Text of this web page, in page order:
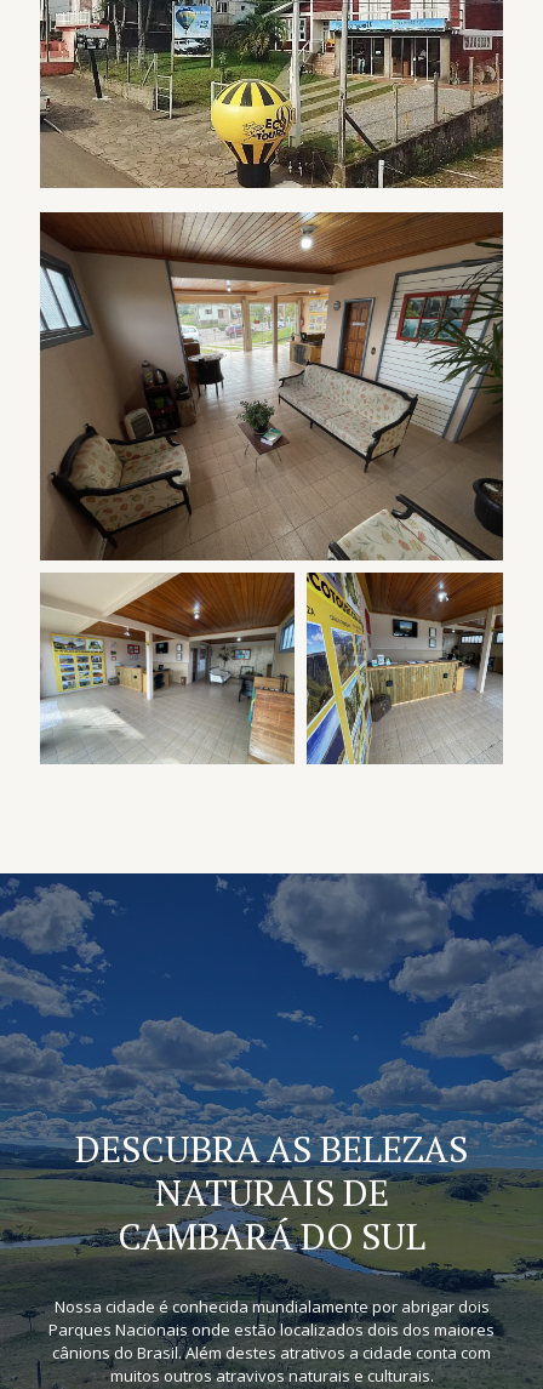
DESCUBRA AS BELEZAS
NATURAIS DE
CAMBARÁ DO SUL
Nossa cidade é conhecida mundialamente por abrigar dois
Parques Nacionais onde estão localizados dois dos maiores
cânions do Brasil. Além destes atrativos a cidade conta com
muitos outros atravivos naturais e culturais.